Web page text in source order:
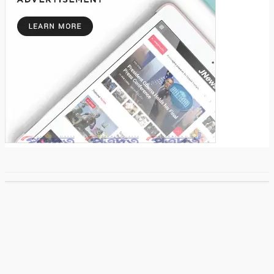
ঈদে কত খরচ করলেন? সব হিসাব চাইতে পারে
অনিমেষকে জিম্মি করে জলদস্যু ডন বাহিনী, ৩
জলদস্যু আটক
৮
সাতক্ষীরায় ৪৭তম জাতীয় বিজ্ঞান ও প্রযুক্তি সপ্তাহ